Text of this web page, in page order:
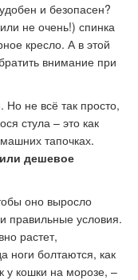
и безопасен?
не очень!) спинка
кресло. А в этой
внимание при
Но не всё так просто,
стула – это как
тапочках.
дешевое
оно выросло
правильные условия.
растет,
ноги болтаются, как
у кошки на морозе, –